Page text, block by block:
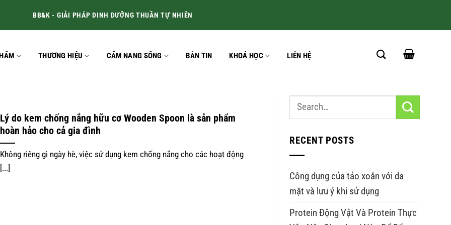
BB&K - GIẢI PHÁP DINH DƯỠNG THUẦN TỰ NHIÊN
THƯƠNG HIỆU CẨM NANG SỐNG BẢN TIN KHOÁ HỌC LIÊN HỆ
Lý do kem chống nắng hữu cơ Wooden Spoon là sản phẩm
hoàn hảo cho cả gia đình
Không riêng gì ngày hè, việc sử dụng kem chống nắng cho các hoạt động
[...]
RECENT POSTS
Công dụng của tảo xoắn với da
mặt và lưu ý khi sử dụng
Protein Động Vật Và Protein Thực